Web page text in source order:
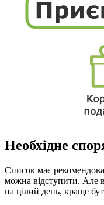
Необхідне
Список має
можна відступити. Але
на цілий день, краще